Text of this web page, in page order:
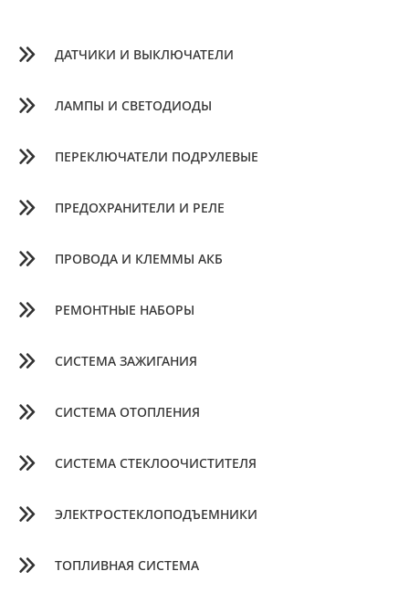
ДАТЧИКИ И ВЫКЛЮЧАТЕЛИ
ЛАМПЫ И СВЕТОДИОДЫ
ПЕРЕКЛЮЧАТЕЛИ ПОДРУЛЕВЫЕ
ПРЕДОХРАНИТЕЛИ И РЕЛЕ
ПРОВОДА И КЛЕММЫ АКБ
РЕМОНТНЫЕ НАБОРЫ
СИСТЕМА ЗАЖИГАНИЯ
СИСТЕМА ОТОПЛЕНИЯ
СИСТЕМА СТЕКЛООЧИСТИТЕЛЯ
ЭЛЕКТРОСТЕКЛОПОДЪЕМНИКИ
ТОПЛИВНАЯ СИСТЕМА